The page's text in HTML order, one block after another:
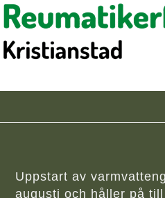
Uppstart av
augusti och håller på